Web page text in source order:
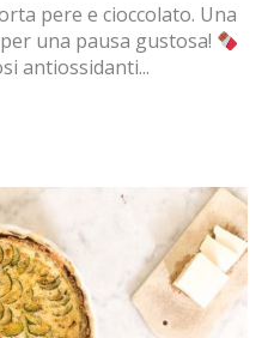
pere e cioccolato. Una
una pausa gustosa!
antiossidanti...